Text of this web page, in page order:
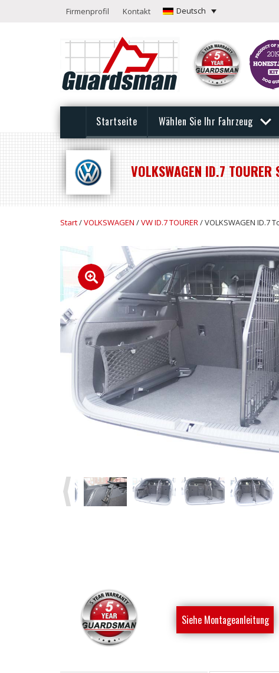
Firmenprofil Kontakt Deutsch
Startseite Wählen Sie Ihr Fahrzeug
VOLKSWAGEN ID.7
Start/VOLKSWAGEN /VW ID.7 TOURER/ VOLKSWAGEN ID.7
Previous
Siehe Montageanleitung